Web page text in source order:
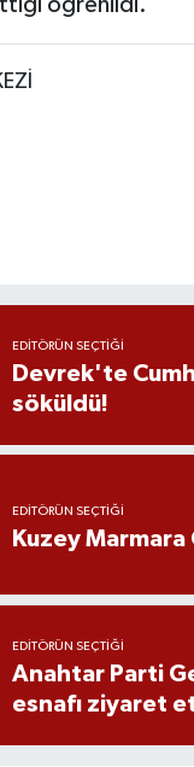
öğrenildi.
EDITÖRÜN SEÇTIĞI
Devrek'te
söküldü!
EDITÖRÜN SEÇTIĞI
Kuzey Marmara
EDITÖRÜN SEÇTIĞI
Anahtar Parti
esnafı ziyaret